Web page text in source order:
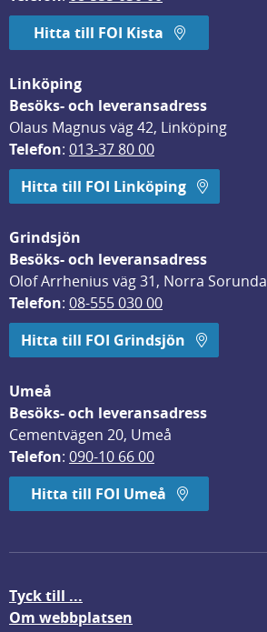
Hitta till FOI Kista
Linköping
Besöks- och leveransadress
Olaus Magnus väg 42, Linköping
Telefon: 013-37 80 00
Hitta till FOI Linköping
Grindsjön
Besöks- och leveransadress
Olof Arrhenius väg 31, Norra Sorunda
Telefon: 08-555 030 00
Hitta till FOI Grindsjön
Umeå
Besöks- och leveransadress
Cementvägen 20, Umeå
Telefon: 090-10 66 00
Hitta till FOI Umeå
Tyck till ...
Om webbplatsen